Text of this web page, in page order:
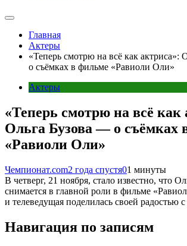
Главная
Актеры
«Теперь смотрю на всё как актриса»:
о съёмках в фильме «Равиоли Оли»
Актеры
«Теперь смотрю на всё как
Ольга Бузова — о съёмках
«Равиоли Оли»
Чемпионат.com2 года спустя01 минуты
В четверг, 21 ноября, стало известно, что
снимается в главной роли в фильме
и телеведущая поделилась своей радостью
Навигация по записям